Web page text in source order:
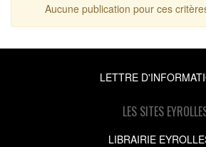
Aucune publication pour ces
LETTRE
LES SITES
LIBRAIRIE